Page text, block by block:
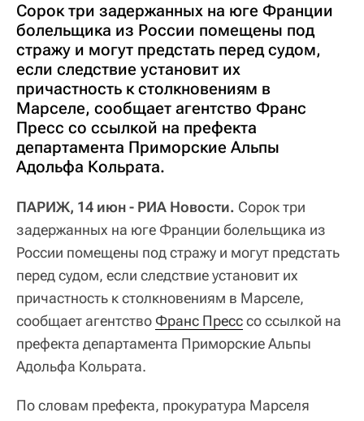
Сорок три задержанных на юге Франции
болельщика из России помещены под
стражу и могут предстать перед судом,
если следствие установит их
причастность к столкновениям в
Марселе, сообщает агентство Франс
Пресс со ссылкой на префекта
департамента Приморские Альпы
Адольфа Кольрата.
ПАРИЖ, 14 июн - РИА Новости. Сорок три
задержанных на юге Франции болельщика из
России помещены под стражу и могут предстать
перед судом, если следствие установит их
причастность к столкновениям в Марселе,
сообщает агентство Франс Пресссо ссылкой на
префекта департамента Приморские Альпы
Адольфа Кольрата.
По словам префекта, прокуратура Марселя